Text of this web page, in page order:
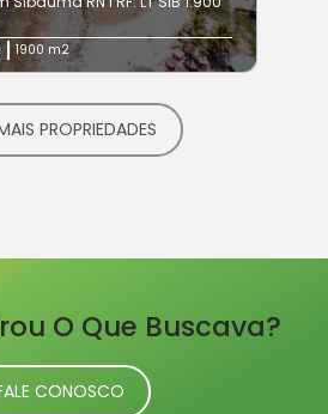
1900 m2
PROPRIEDADES
O Que Buscava?
CONOSCO